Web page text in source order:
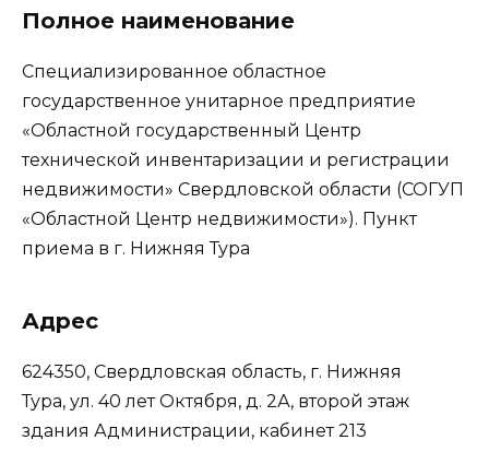
Полное наименование
Специализированное областное
государственное унитарное предприятие
«Областной государственный Центр
технической инвентаризации и регистрации
недвижимости» Свердловской области (СОГУП
«Областной Центр недвижимости»). Пункт
приема в г. Нижняя Тура
Адрес
624350, Свердловская область, г. Нижняя
Тура, ул. 40 лет Октября, д. 2А, второй этаж
здания Администрации, кабинет 213